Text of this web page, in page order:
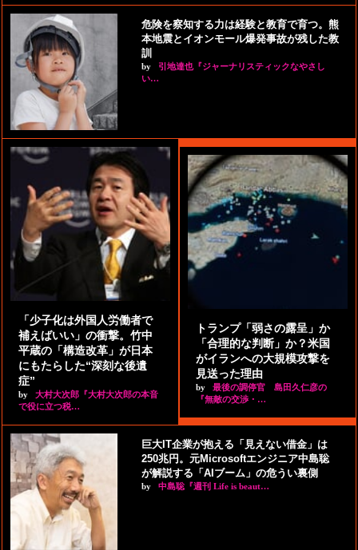
危険を察知する力は経験と教育で育つ。熊
本地震とイオンモール爆発事故が残した教
訓
by
引地達也『ジャーナリスティックなやさし
い…
「少子化は外国人労働者で
補えばいい」の衝撃。竹中
平蔵の「構造改革」が日本
にもたらした“深刻な後遺
症”
by
大村大次郎『大村大次郎の本音
で役に立つ税…
トランプ「弱さの露呈」か
「合理的な判断」か？米国
がイランへの大規模攻撃を
見送った理由
by
最後の調停官 島田久仁彦の
『無敵の交渉・…
巨大IT企業が抱える「見えない借金」は
250兆円。元Microsoftエンジニア中島聡
が解説する「AIブーム」の危うい裏側
by 中島聡『週刊 Life is beaut…